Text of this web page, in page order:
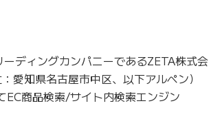
ディングカンパニーであるZETA株式会
愛知県名古屋市中区、以下アルペン）
EC商品検索/サイト内検索エンジン